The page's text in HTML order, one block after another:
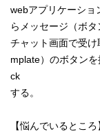
webアプリケーショ
らメッセージ（ボ
チャット画面で受け
mplate）のボタン
ck
する。
【悩んでいるところ